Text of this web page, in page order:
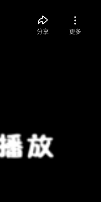
分享 更多